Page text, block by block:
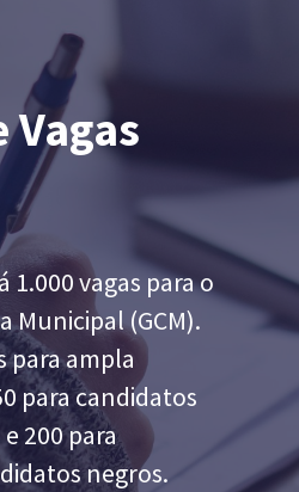
Vagas
1.000 vagas para o
Municipal (GCM).
para ampla
para candidatos
200 para
negros.